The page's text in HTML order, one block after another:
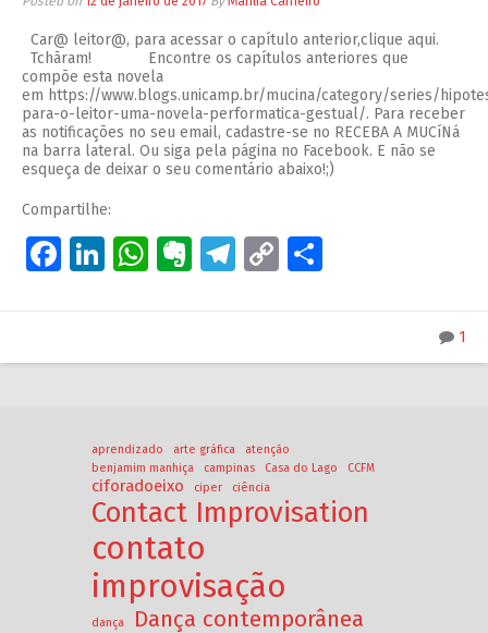
Car@ leitor@, para acessar o capítulo anterior,clique aqui.
Tchãram! Encontre os capítulos anteriores que
compõe esta novela
em https://www.blogs.unicamp.br/mucina/category/series/
para-o-leitor-uma-novela-performatica-gestual/. Para receber
as notificações no seu email, cadastre-se no RECEBA A MUCíNá
na barra lateral. Ou siga pela página no Facebook. E não se
esqueça de deixar o seu comentário abaixo!;)
Compartilhe:
Facebook
LinkedIn
WhatsApp
Evernote
Telegram
Copy
1
aprendizado arte gráfica
atenção
benjamim manhiça
campinas Casa do Lago CCFM
ciforadoeixo ciper ciência
Contact Improvisation
contato
improvisação
dança Dança contemporânea